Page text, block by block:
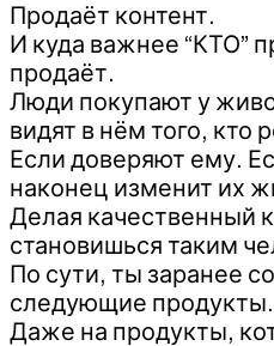
Продаёт контент.
И куда важнее “КТО”
продаёт.
Люди покупают у
видят в нём того, кто
Если доверяют ему.
наконец изменит их
Делая качественный
становишься таким
По сути, ты заранее
следующие продукты.
Даже на продукты,